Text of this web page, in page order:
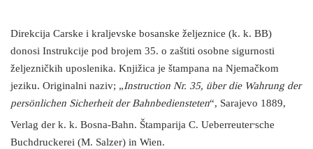
Direkcija Carske i kraljevske bosanske željeznice (k. k. BB)
donosi Instrukcije pod brojem 35. o zaštiti osobne sigurnosti
željezničkih uposlenika. Knjižica je štampana na Njemačkom
jeziku. Originalni naziv; „Instruction Nr. 35, über die Wahrung der
persönlichen Sicherheit der Bahnbediensteten“, Sarajevo 1889,
Verlag der k. k. Bosna-Bahn. Štamparija C. Ueberreuter,sche
Buchdruckerei (M. Salzer) in Wien.